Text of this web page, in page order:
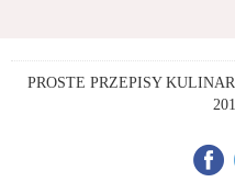
PROSTE PRZEPISY